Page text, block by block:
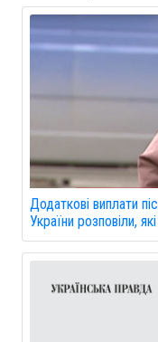
Додаткові виплати
України розповіли,